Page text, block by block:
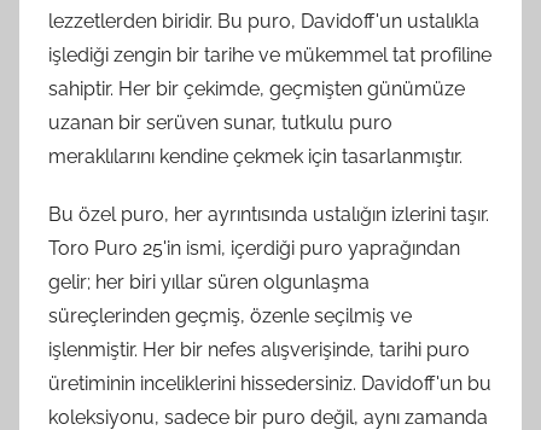
lezzetlerden biridir. Bu puro, Davidoff'un ustalıkla
işlediği zengin bir tarihe ve mükemmel tat profiline
sahiptir. Her bir çekimde, geçmişten günümüze
uzanan bir serüven sunar, tutkulu puro
meraklılarını kendine çekmek için tasarlanmıştır.
Bu özel puro, her ayrıntısında ustalığın izlerini taşır.
Toro Puro 25'in ismi, içerdiği puro yaprağından
gelir; her biri yıllar süren olgunlaşma
süreçlerinden geçmiş, özenle seçilmiş ve
işlenmiştir. Her bir nefes alışverişinde, tarihi puro
üretiminin inceliklerini hissedersiniz. Davidoff'un bu
koleksiyonu, sadece bir puro değil, aynı zamanda